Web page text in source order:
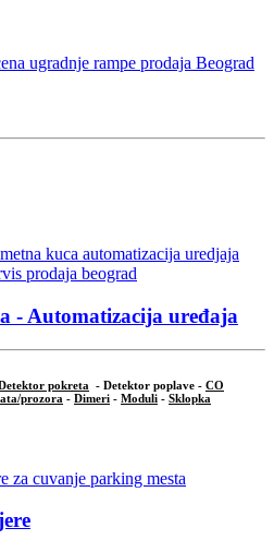
- Automatizacija uređaja
pokreta - Detektor poplave - CO
prozora - Dimeri - Moduli - Sklopka